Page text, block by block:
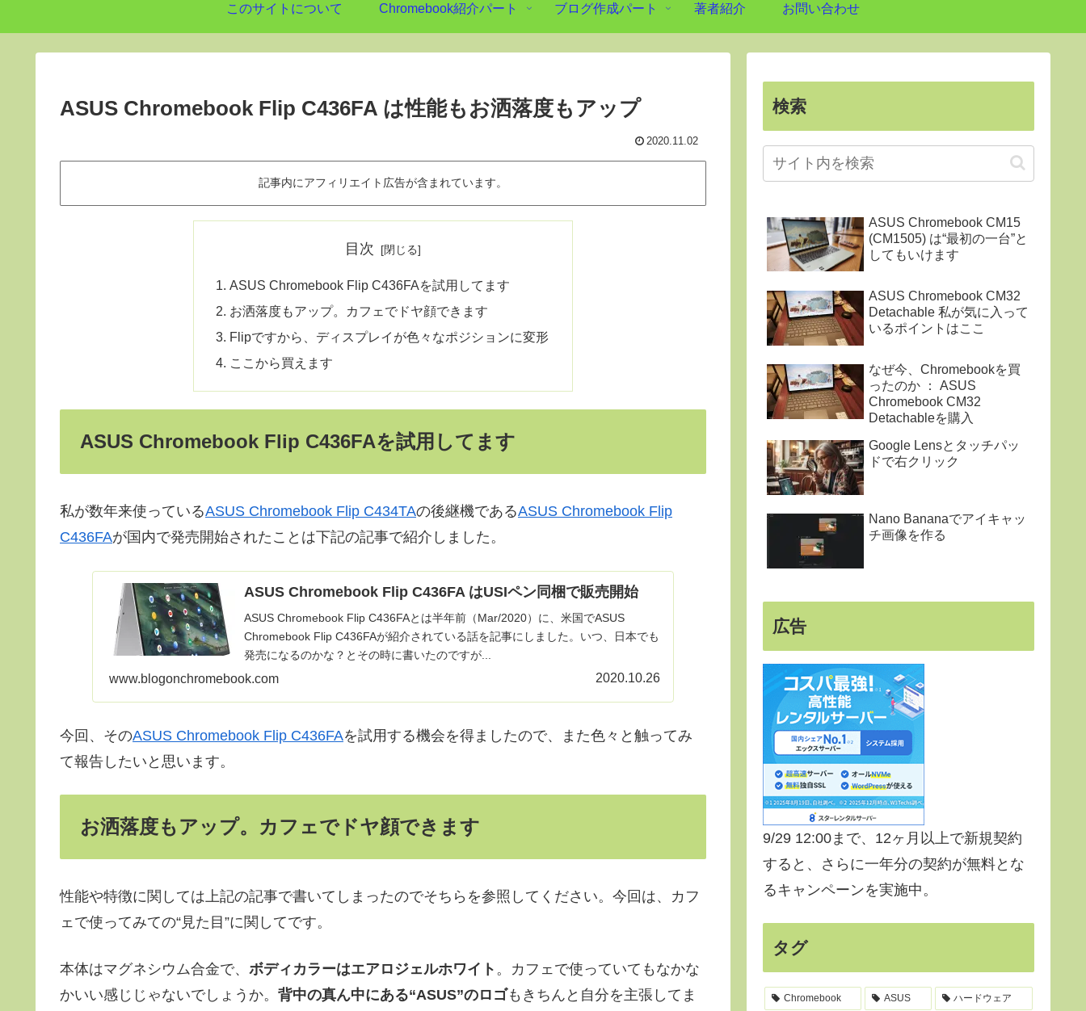
このサイトについて Chromebook紹介パート ブログ作成パート 著者紹介 お問い合わせ
ASUS Chromebook Flip C436FA は性能もお洒落度もアップ
2020.11.02
記事内にアフィリエイト広告が含まれています。
目次
ASUS Chromebook Flip C436FAを試用してます
お洒落度もアップ。カフェでドヤ顔できます
Flipですから、ディスプレイが色々なポジションに変形
ここから買えます
ASUS Chromebook Flip C436FAを試用してます
私が数年来使っているASUS Chromebook Flip C434TAの後継機であるASUS Chromebook Flip
C436FAが国内で発売開始されたことは下記の記事で紹介しました。
ASUS Chromebook Flip C436FA はUSIペン同梱で販売開始
ASUS Chromebook Flip C436FAとは半年前（Mar/2020）に、米国でASUS
Chromebook Flip C436FAが紹介されている話を記事にしました。いつ、日本でも
発売になるのかな？とその時に書いたのですが...
www.blogonchromebook.com 2020.10.26
今回、そのASUS Chromebook Flip C436FAを試用する機会を得ましたので、また色々と触ってみ
て報告したいと思います。
お洒落度もアップ。カフェでドヤ顔できます
性能や特徴に関しては上記の記事で書いてしまったのでそちらを参照してください。今回は、カフ
ェで使ってみての“見た目”に関してです。
本体はマグネシウム合金で、 ボディカラーはエアロジェルホワイト 。カフェで使っていてもなかな
かいい感じじゃないでしょうか。 背中の真ん中にある“ASUS”のロゴもきちんと自分を主張してま
検索
ASUS Chromebook CM15
(CM1505) は“最初の一台”と
してもいけます
ASUS Chromebook CM32
Detachable 私が気に入って
いるポイントはここ
なぜ今、Chromebookを買
ったのか ： ASUS
Chromebook CM32
Detachableを購入
Google Lensとタッチパッ
ドで右クリック
Nano Bananaでアイキャッ
チ画像を作る
広告
9/29 12:00まで、12ヶ月以上で新規契約
すると、さらに一年分の契約が無料とな
るキャンペーンを実施中。
タグ
Chromebook ASUS ハードウェア